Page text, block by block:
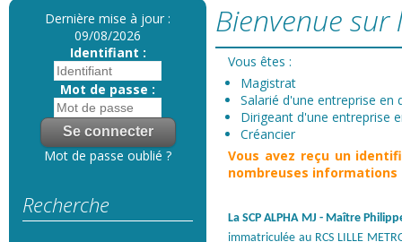
Dernière mise à jour :
09/08/2026
Identifiant :
Mot de passe :
Mot de passe oublié ?
Recherche
Bienvenue sur
Vous êtes :
Magistrat
Salarié d'une entreprise en
Dirigeant d'une entreprise
Créancier
Vous avez reçu un
nombreuses
La SCP ALPHA MJ - Maître
immatriculée au RCS LILLE